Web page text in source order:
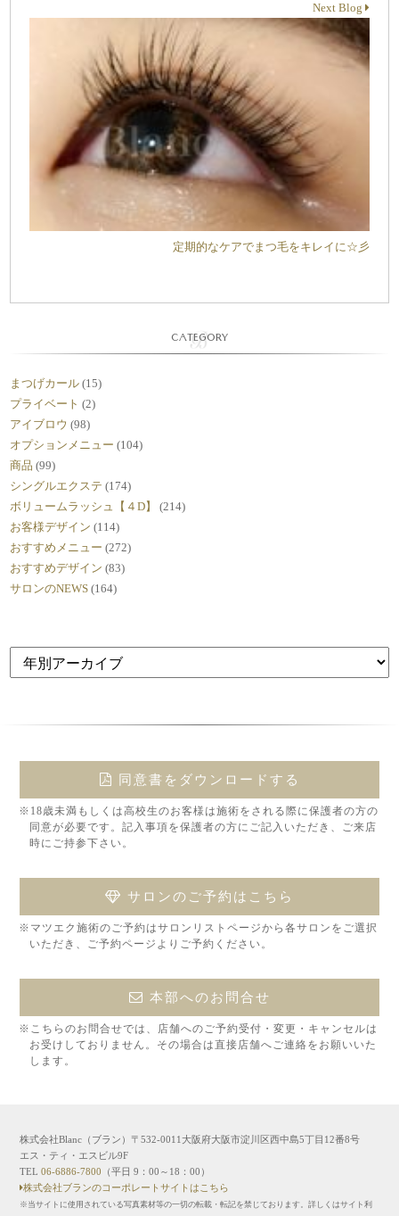
Next Blog
定期的なケアでまつ毛をキレイに☆彡
CATEGORY
まつげカール (15)
プライベート (2)
アイブロウ (98)
オプションメニュー (104)
商品 (99)
シングルエクステ (174)
ボリュームラッシュ【４D】
(214)
お客様デザイン (114)
おすすめメニュー (272)
おすすめデザイン (83)
サロンのNEWS (164)
同意書をダウンロードする
※18歳未満もしくは高校生のお客様は施術をされる際に保護者の方の
同意が必要です。記入事項を保護者の方にご記入いただき、ご来店
時にご持参下さい。
サロンのご予約はこちら
※マツエク施術のご予約はサロンリストページから各サロンをご選択
いただき、ご予約ページよりご予約ください。
本部へのお問合せ
※こちらのお問合せでは、店舗へのご予約受付・変更・キャンセルは
お受けしておりません。その場合は直接店舗へご連絡をお願いいた
します。
株式会社Blanc（ブラン）〒532-0011大阪府大阪市淀川区西中島5丁目12番8号
エス・ティ・エスビル9F
TEL06-6886-7800
（平日 9：00～18：00）
株式会社ブランのコーポレートサイトはこちら
※当サイトに使用されている写真素材等の一切の転載・転記を禁じております。詳しくはサイト利